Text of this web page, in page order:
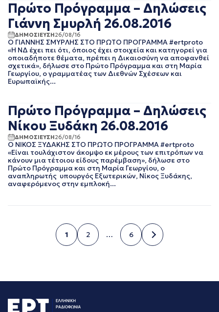
ΜΑΡΤΙΟΣ 2017
ΦΕΒΡΟΥΑΡΙΟΣ 2017
ΙΑΝΟΥΑΡΙΟΣ 2017
ΔΕΚΕΜΒΡΙΟΣ 2016
ΝΟΕΜΒΡΙΟΣ 2016
ΟΚΤΩΒΡΙΟΣ 2016
ΣΕΠΤΕΜΒΡΙΟΣ 2016
Πρώτο Πρόγραμμα – Δηλώσεις
Γιάννη Σμυρλή 26.08.2016
ΔΗΜΟΣΙΕΥΣΗ26/08/16
Ο ΓΙΑΝΝΗΣ ΣΜΥΡΛΗΣ ΣΤΟ ΠΡΩΤO ΠΡΟΓΡΑΜΜΑ #ertproto
«Η ΝΔ έχει πει ότι, όποιος έχει στοιχεία και κατηγορεί για
οποιαδήποτε θέματα, πρέπει η Δικαιοσύνη να αποφανθεί
σχετικά», δήλωσε στο Πρώτο Πρόγραμμα και στη Μαρία
Γεωργίου, ο γραμματέας των Διεθνών Σχέσεων και
Ευρωπαϊκής...
Πρώτο Πρόγραμμα – Δηλώσεις
Νίκου Ξυδάκη 26.08.2016
ΔΗΜΟΣΙΕΥΣΗ26/08/16
Ο ΝΙΚΟΣ ΞΥΔΑΚΗΣ ΣΤΟ ΠΡΩΤO ΠΡΟΓΡΑΜΜΑ #ertproto
«Είναι τουλάχιστον άκομψο εκ μέρους των επιτρόπων να
κάνουν μια τέτοιου είδους παρέμβαση», δήλωσε στο
Πρώτο Πρόγραμμα και στη Μαρία Γεωργίου, ο
αναπληρωτής υπουργός Εξωτερικών, Νίκος Ξυδάκης,
αναφερόμενος στην εμπλοκή...
Σελίδα
1
Σελίδα
2
…
Σελίδα
6